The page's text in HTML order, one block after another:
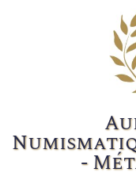
-